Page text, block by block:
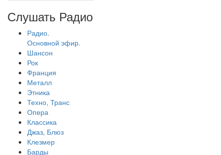
Слушать Радио
Радио.
Основной эфир.
Шансон
Рок
Франция
Металл
Этника
Техно, Транс
Опера
Классика
Джаз, Блюз
Клезмер
Барды